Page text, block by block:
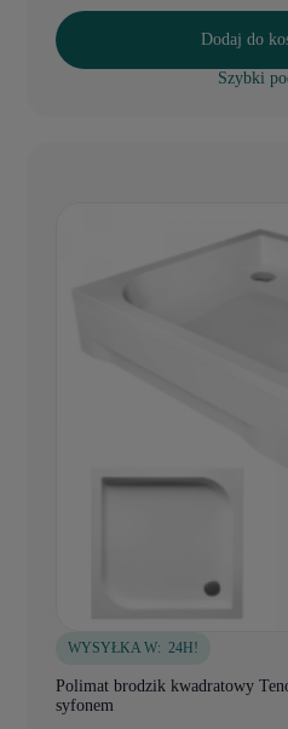
Dodaj do
Szybki
WYSYŁKA W: 24H!
Polimat brodzik kwadratowy
syfonem